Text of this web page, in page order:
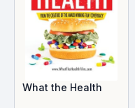
What the Health